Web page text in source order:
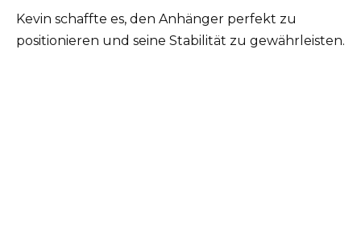
Kevin schaffte es, den Anhänger perfekt zu
positionieren und seine Stabilität zu gewährleisten.